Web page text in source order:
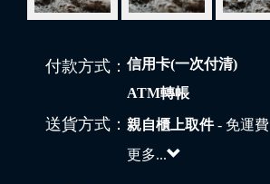
付款方式： 信用卡(一次付清)
ATM轉帳
送貨方式： 親自櫃上取件- 免運費
更多...